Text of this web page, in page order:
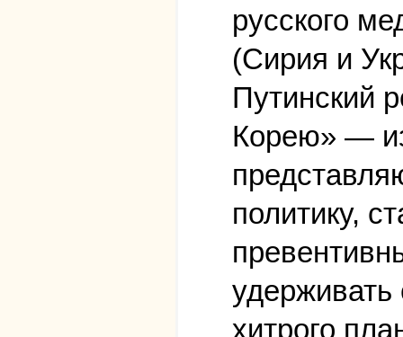
русского
(Сирия и
Путинский
Корею» —
политику,
удерживать
хитрого